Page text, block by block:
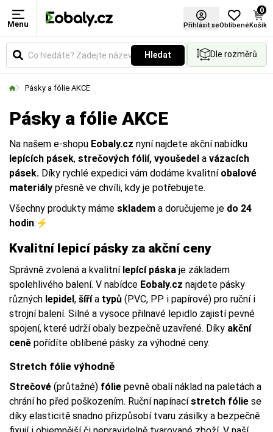
Menu Přihlásit seOblíbené
0
Košík
Hledat Dle rozměrů
Pásky a fólie AKCE
Pásky a fólie AKCE
Na našem e-shopu Eobaly.cz nyní najdete akční nabídku
lepících pásek, strečových fólií, vyoušedel a vázacích
pásek. Díky rychlé expedici vám dodáme kvalitní obalové
materiály přesně ve chvíli, kdy je potřebujete.
Všechny produkty máme skladem a doručujeme je do 24
hodin.⚡
Kvalitní lepicí pásky za akční ceny
Správně zvolená a kvalitní lepící páska je základem
spolehlivého balení. V nabídce Eobaly.cz najdete pásky
různých lepidel, šířía typů (PVC, PP i papírové) pro ruční i
strojní balení. Silné a vysoce přilnavé lepidlo zajistí pevné
spojení, které udrží obaly bezpečně uzavřené. Díky akční
ceně pořídíte oblíbené pásky za výhodné ceny.
Stretch fólie výhodně
Strečové (průtažné) fólie pevně obalí náklad na paletách a
chrání ho před poškozením. Ruční napínacístretch fólie se
díky elasticitě snadno přizpůsobí tvaru zásilky a bezpečně